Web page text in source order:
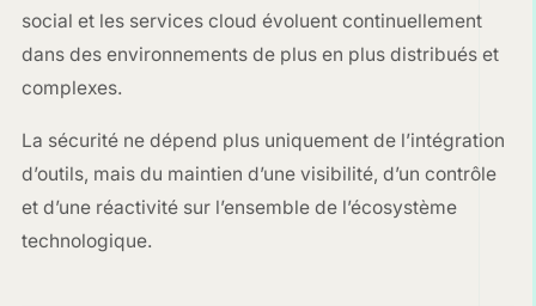
social et les services cloud évoluent continuellement
dans des environnements de plus en plus distribués et
complexes.
La sécurité ne dépend plus uniquement de l’intégration
d’outils, mais du maintien d’une visibilité, d’un contrôle
et d’une réactivité sur l’ensemble de l’écosystème
technologique.